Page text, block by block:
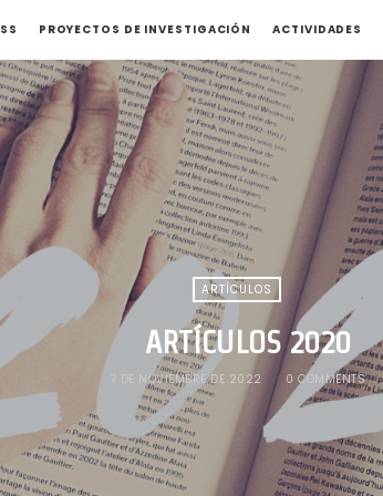
PROYECTOS DE INVESTIGACIÓN ACTIVIDADES
ARTÍCULOS
ARTÍCULOS 2020
7 DE NOVIEMBRE DE 2022 0 COMMENTS